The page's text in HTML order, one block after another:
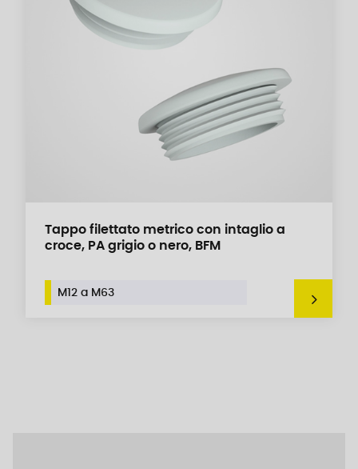
Tappo filettato metrico con intaglio a
croce, PA grigio o nero, BFM
M12 a M63